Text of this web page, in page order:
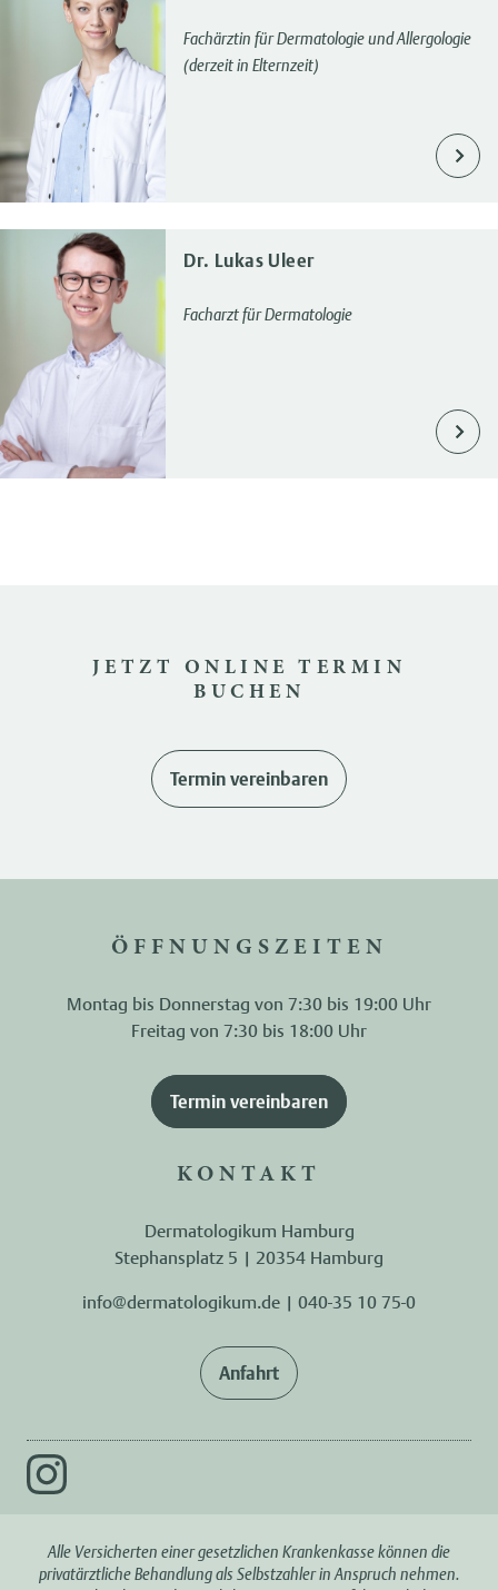
Fachärztin für Dermatologie und Allergologie
(derzeit in Elternzeit)
Dr. Lukas Uleer
Facharzt für Dermatologie
JETZT ONLINE TERMIN
BUCHEN
Termin vereinbaren
ÖFFNUNGSZEITEN
Montag bis Donnerstag von 7:30 bis 19:00 Uhr
Freitag von 7:30 bis 18:00 Uhr
Termin vereinbaren
KONTAKT
Dermatologikum Hamburg
Stephansplatz 5 | 20354 Hamburg
info@dermatologikum.de | 040-35 10 75-0
Anfahrt
Alle Versicherten einer gesetzlichen Krankenkasse können die
privatärztliche Behandlung als Selbstzahler in Anspruch nehmen.